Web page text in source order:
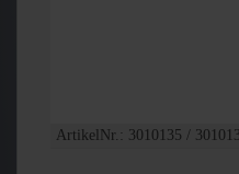
ArtikelNr.: 3010135 /